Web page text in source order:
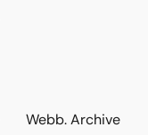
Webb. Archive